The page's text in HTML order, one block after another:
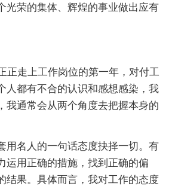
光荣的集体、辉煌的事业做出应有
走上工作岗位的第一年，对付工
人都有不合的认识和感想感染，我
我通常会从两个角度去把握本身的
名人的一句话态度抉择一切。有
运用正确的措施，找到正确的偏
结果。具体而言，我对工作的态度